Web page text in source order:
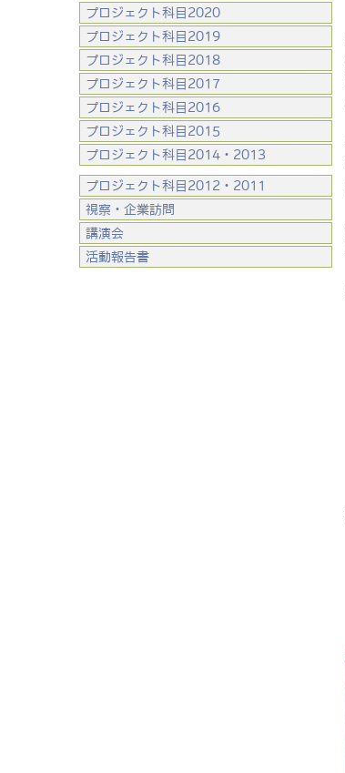
プロジェクト科目2020
プロジェクト科目2019
プロジェクト科目2018
プロジェクト科目2017
プロジェクト科目2016
プロジェクト科目2015
プロジェクト科目2014・2013
プロジェクト科目2012・2011
視察・企業訪問
講演会
活動報告書